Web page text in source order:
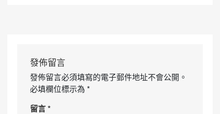
發佈留言
發佈留言必須填寫的電子郵件地址不會公開。
必填欄位標示為 *
留言*